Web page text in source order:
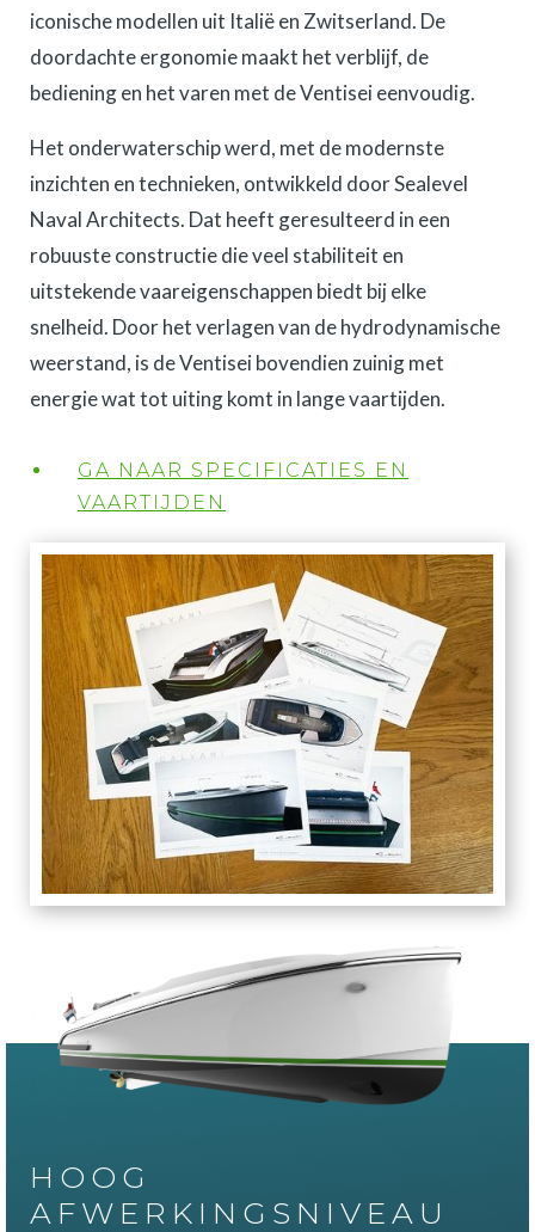
iconische modellen uit Italië en Zwitserland. De
doordachte ergonomie maakt het verblijf, de
bediening en het varen met de Ventisei eenvoudig.
Het onderwaterschip werd, met de modernste
inzichten en technieken, ontwikkeld door Sealevel
Naval Architects. Dat heeft geresulteerd in een
robuuste constructie die veel stabiliteit en
uitstekende vaareigenschappen biedt bij elke
snelheid. Door het verlagen van de hydrodynamische
weerstand, is de Ventisei bovendien zuinig met
energie wat tot uiting komt in lange vaartijden.
GA NAAR SPECIFICATIES EN
VAARTIJDEN
HOOG
AFWERKINGSNIVEAU